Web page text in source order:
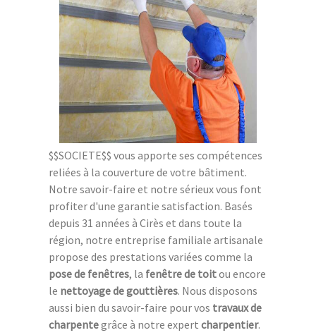
$$SOCIETE$$ vous apporte ses compétences
reliées à la couverture de votre bâtiment.
Notre savoir-faire et notre sérieux vous font
profiter d'une garantie satisfaction. Basés
depuis 31 années à Cirès et dans toute la
région, notre entreprise familiale artisanale
propose des prestations variées comme la
pose de fenêtres, la fenêtre de toitou encore
le nettoyage de gouttières. Nous disposons
aussi bien du savoir-faire pour vos travaux de
charpentegrâce à notre expert charpentier.